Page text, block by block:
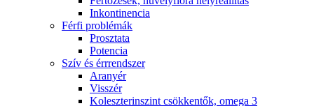
Inkontinencia
Férfi problémák
Prosztata
Potencia
Szív és érrrendszer
Aranyér
Visszér
Koleszterinszint csökkentők, omega 3